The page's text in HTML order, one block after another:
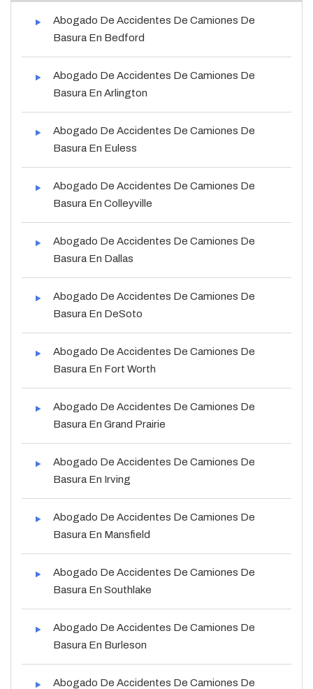
Abogado De Accidentes De Camiones De
Basura En Bedford
Abogado De Accidentes De Camiones De
Basura En Arlington
Abogado De Accidentes De Camiones De
Basura En Euless
Abogado De Accidentes De Camiones De
Basura En Colleyville
Abogado De Accidentes De Camiones De
Basura En Dallas
Abogado De Accidentes De Camiones De
Basura En DeSoto
Abogado De Accidentes De Camiones De
Basura En Fort Worth
Abogado De Accidentes De Camiones De
Basura En Grand Prairie
Abogado De Accidentes De Camiones De
Basura En Irving
Abogado De Accidentes De Camiones De
Basura En Mansfield
Abogado De Accidentes De Camiones De
Basura En Southlake
Abogado De Accidentes De Camiones De
Basura En Burleson
Abogado De Accidentes De Camiones De